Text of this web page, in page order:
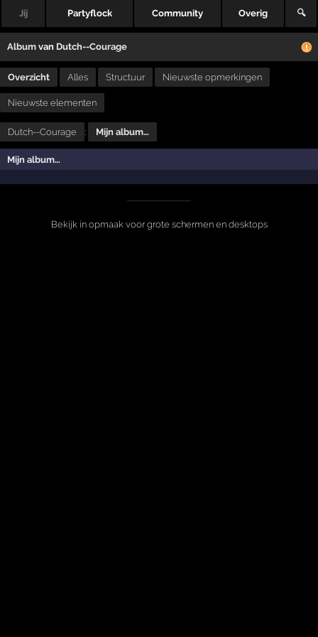
Jij Partyflock Community Overig 🔍
Album van Dutch--Courage
Overzicht Alles Structuur Nieuwste opmerkingen
Nieuwste elementen
Dutch--Courage : Mijn album…
Mijn album…
Bekijk in opmaak voor grote schermen en desktops